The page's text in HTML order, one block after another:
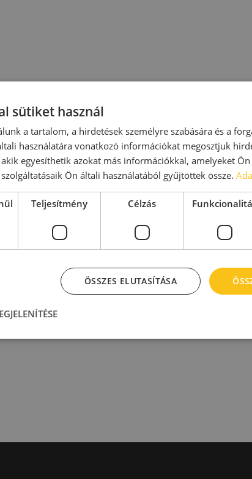
sütiket használ
a tartalom, a hirdetések személyre szabására és a
használatára vonatkozó információkat megosztjuk
egyesíthetik azokat más információkkal, amelyeket
Ön általi használatából gyűjtöttek össze.
Teljesítmény Célzás
ÖSSZES ELUTASÍTÁSA